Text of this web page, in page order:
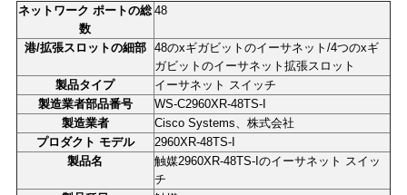
バ
シ
ー
ポ
リ
ネットワーク ポートの総
数
48
港/拡張スロットの細部
48のxギガビットのイーサネット/4つのxギ
ガビットのイーサネット拡張スロット
製品タイプ
イーサネット スイッチ
製造業者部品番号
WS-C2960XR-48TS-I
製造業者
Cisco Systems、株式会社
プロダクト モデル
2960XR-48TS-I
製品名
触媒2960XR-48TS-Iのイーサネット スイッ
チ